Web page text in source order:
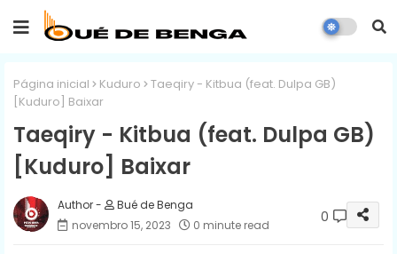
Página inicial Kuduro
Taeqiry - Kitbua (feat. Dulpa GB)
[Kuduro] Baixar
Taeqiry - Kitbua (feat. Dulpa GB)
[Kuduro] Baixar
Bué de Benga
novembro 15, 2023
0 minute read 0